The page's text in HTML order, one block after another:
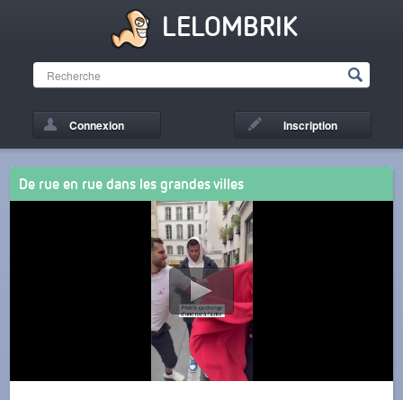
LELOMBRIK
Connexion Inscription
De rue en rue dans les grandes villes